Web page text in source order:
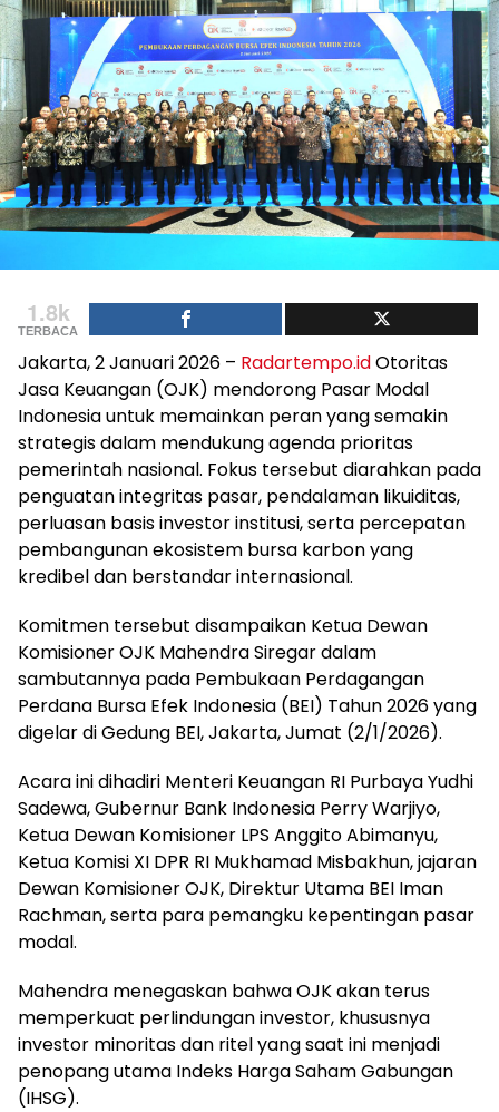
1.8k
TERBACA
Jakarta, 2 Januari 2026 – Radartempo.idOtoritas
Jasa Keuangan (OJK) mendorong Pasar Modal
Indonesia untuk memainkan peran yang semakin
strategis dalam mendukung agenda prioritas
pemerintah nasional. Fokus tersebut diarahkan pada
penguatan integritas pasar, pendalaman likuiditas,
perluasan basis investor institusi, serta percepatan
pembangunan ekosistem bursa karbon yang
kredibel dan berstandar internasional.
Komitmen tersebut disampaikan Ketua Dewan
Komisioner OJK Mahendra Siregar dalam
sambutannya pada Pembukaan Perdagangan
Perdana Bursa Efek Indonesia (BEI) Tahun 2026 yang
digelar di Gedung BEI, Jakarta, Jumat (2/1/2026).
Acara ini dihadiri Menteri Keuangan RI Purbaya Yudhi
Sadewa, Gubernur Bank Indonesia Perry Warjiyo,
Ketua Dewan Komisioner LPS Anggito Abimanyu,
Ketua Komisi XI DPR RI Mukhamad Misbakhun, jajaran
Dewan Komisioner OJK, Direktur Utama BEI Iman
Rachman, serta para pemangku kepentingan pasar
modal.
Mahendra menegaskan bahwa OJK akan terus
memperkuat perlindungan investor, khususnya
investor minoritas dan ritel yang saat ini menjadi
penopang utama Indeks Harga Saham Gabungan
(IHSG).